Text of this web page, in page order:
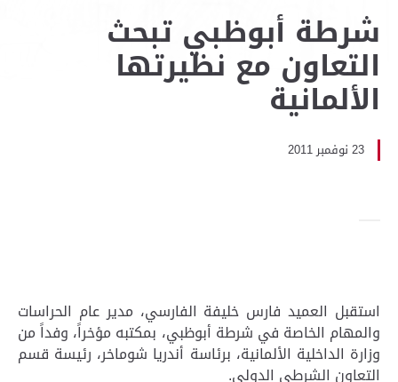
شرطة أبوظبي تبحث
التعاون مع نظيرتها
الألمانية
23 نوفمبر 2011
استقبل العميد فارس خليفة الفارسي، مدير عام الحراسات
والمهام الخاصة في شرطة أبوظبي، بمكتبه مؤخراً، وفداً من
وزارة الداخلية الألمانية، برئاسة أندريا شوماخر، رئيسة قسم
التعاون الشرطي الدولي.